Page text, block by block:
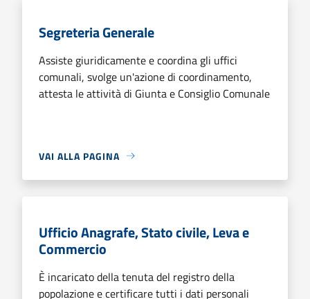
Segreteria Generale
Assiste giuridicamente e coordina gli uffici
comunali, svolge un'azione di coordinamento,
attesta le attività di Giunta e Consiglio Comunale
VAI ALLA PAGINA
Ufficio Anagrafe, Stato civile, Leva e
Commercio
È incaricato della tenuta del registro della
popolazione e certificare tutti i dati personali